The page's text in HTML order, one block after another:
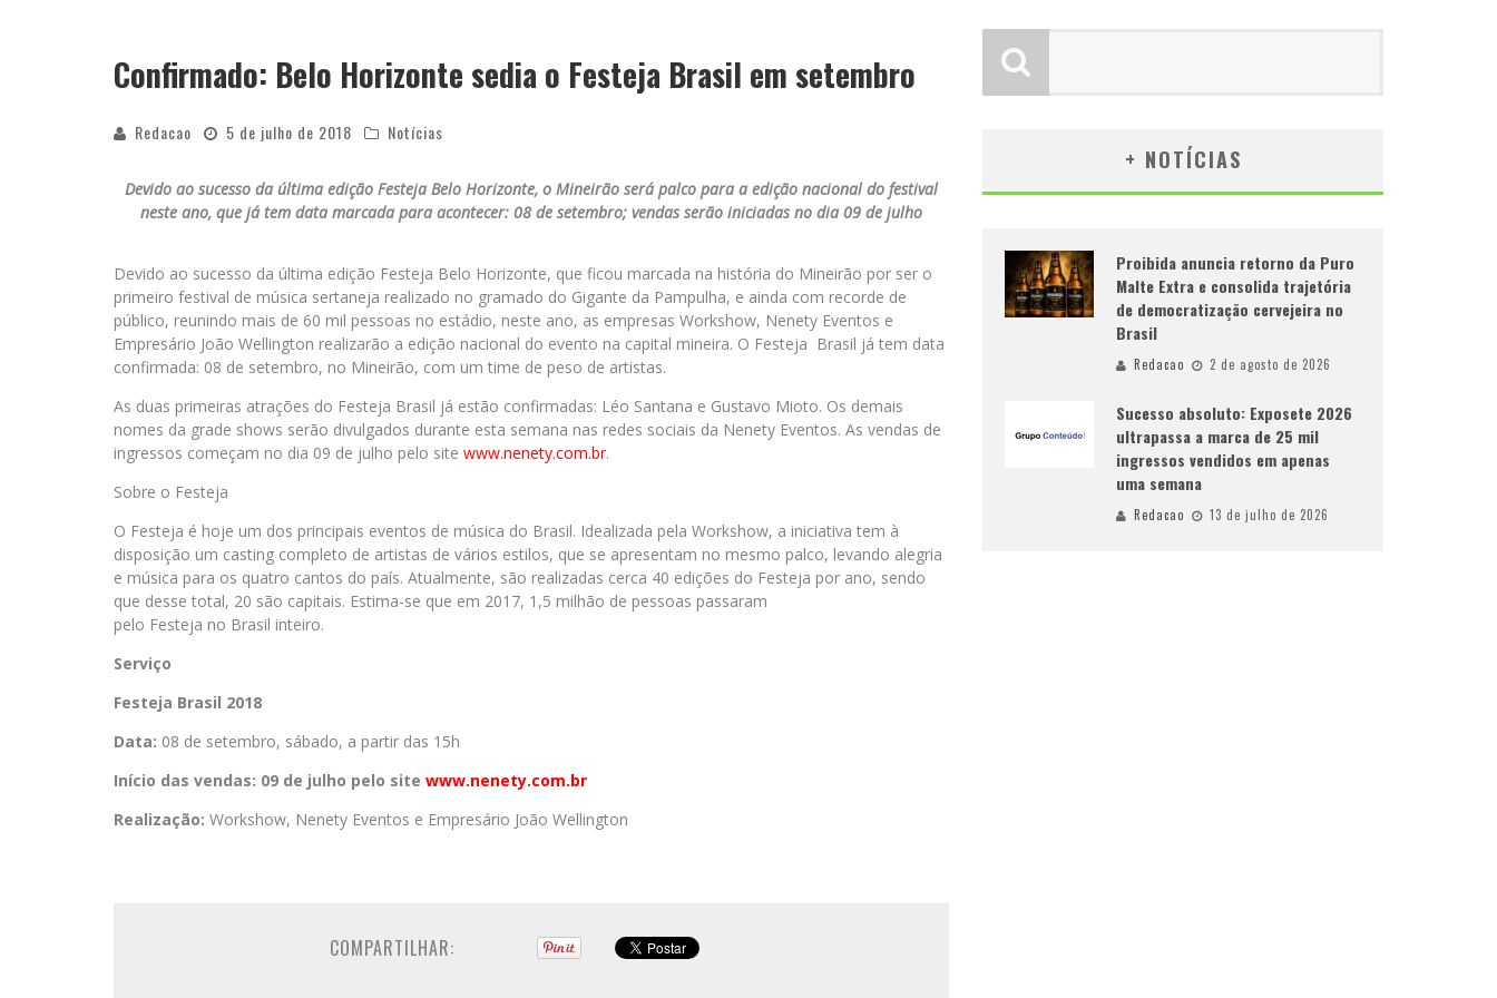
P
ROIBIDA ANUNCIA RETORNO DA PURO MALTE EXTRA E CONSOLIDA TRAJETÓRIA DE DEMOCRATIZAÇÃO CERVEJEIRA NO BRASIL
Confirmado: Belo Horizonte sedia o Festeja Brasil em setembro
Redacao 5 de julho de 2018 Notícias
Devido ao sucesso da última edição Festeja Belo Horizonte, o Mineirão será palco para a edição nacional do festival
neste ano, que já tem data marcada para acontecer: 08 de setembro; vendas serão iniciadas no dia 09 de julho
Devido ao sucesso da última edição Festeja Belo Horizonte, que ficou marcada na história do Mineirão por ser o
primeiro festival de música sertaneja realizado no gramado do Gigante da Pampulha, e ainda com recorde de
público, reunindo mais de 60 mil pessoas no estádio, neste ano, as empresas Workshow, Nenety Eventos e
Empresário João Wellington realizarão a edição nacional do evento na capital mineira. O Festeja Brasil já tem data
confirmada: 08 de setembro, no Mineirão, com um time de peso de artistas.
As duas primeiras atrações do Festeja Brasil já estão confirmadas: Léo Santana e Gustavo Mioto. Os demais
nomes da grade shows serão divulgados durante esta semana nas redes sociais da Nenety Eventos. As vendas de
ingressos começam no dia 09 de julho pelo site www.nenety.com.br.
Sobre o Festeja
O Festeja é hoje um dos principais eventos de música do Brasil. Idealizada pela Workshow, a iniciativa tem à
disposição um casting completo de artistas de vários estilos, que se apresentam no mesmo palco, levando alegria
e música para os quatro cantos do país. Atualmente, são realizadas cerca 40 edições do Festeja por ano, sendo
que desse total, 20 são capitais. Estima-se que em 2017, 1,5 milhão de pessoas passaram
pelo Festeja no Brasil inteiro.
Serviço
Festeja Brasil 2018
Data: 08 de setembro, sábado, a partir das 15h
Início das vendas: 09 de julho pelo site www.nenety.com.br
Realização: Workshow, Nenety Eventos e Empresário João Wellington
COMPARTILHAR:
+ NOTÍCIAS
Proibida anuncia retorno da Puro
Malte Extra e consolida trajetória
de democratização cervejeira no
Brasil
Redacao 2 de agosto de 2026
Sucesso absoluto: Exposete 2026
ultrapassa a marca de 25 mil
ingressos vendidos em apenas
uma semana
Redacao 13 de julho de 2026